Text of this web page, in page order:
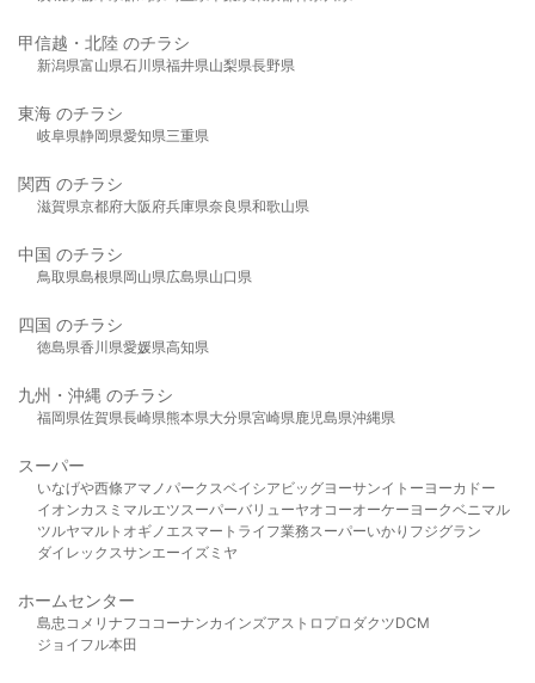
甲信越・北陸 のチラシ
新潟県富山県石川県福井県山梨県長野県
東海 のチラシ
岐阜県静岡県愛知県三重県
関西 のチラシ
滋賀県京都府大阪府兵庫県奈良県和歌山県
中国 のチラシ
鳥取県島根県岡山県広島県山口県
四国 のチラシ
徳島県香川県愛媛県高知県
九州・沖縄 のチラシ
福岡県佐賀県長崎県熊本県大分県宮崎県鹿児島県沖縄県
スーパー
いなげや西條アマノパークスベイシア ビッグヨーサンイトーヨーカドー
イオンカスミ マルエツスーパーバリューヤオコーオーケー ヨークベニマル
ツルヤマルト オギノ エスマート ライフ業務スーパーいかり フジグラン
ダイレックスサンエーイズミヤ
ホームセンター
島忠 コメリ ナフコ コーナンカインズアストロプロダクツDCM
ジョイフル本田